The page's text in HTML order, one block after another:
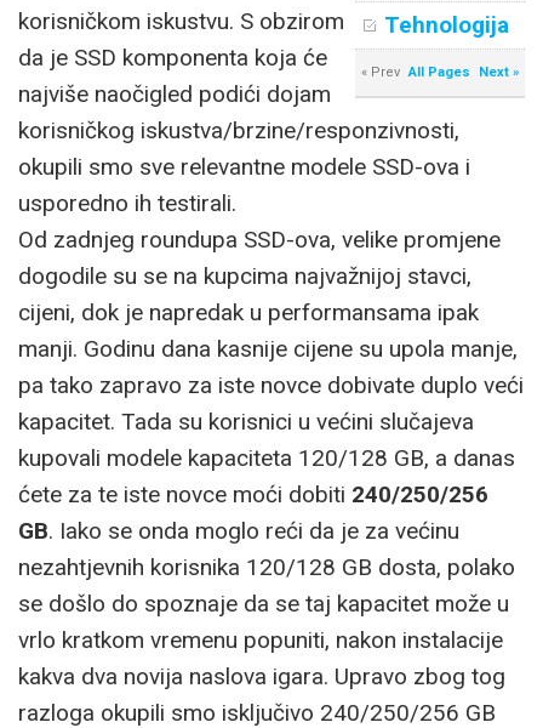
Tehnologija
« Prev All Pages Next »
korisničkom iskustvu. S obzirom
da je SSD komponenta koja će
najviše naočigled podići dojam
korisničkog iskustva/brzine/responzivnosti,
okupili smo sve relevantne modele SSD-ova i
usporedno ih testirali.
Od zadnjeg roundupa SSD-ova, velike promjene
dogodile su se na kupcima najvažnijoj stavci,
cijeni, dok je napredak u performansama ipak
manji. Godinu dana kasnije cijene su upola manje,
pa tako zapravo za iste novce dobivate duplo veći
kapacitet. Tada su korisnici u većini slučajeva
kupovali modele kapaciteta 120/128 GB, a danas
ćete za te iste novce moći dobiti 240/250/256
GB. Iako se onda moglo reći da je za većinu
nezahtjevnih korisnika 120/128 GB dosta, polako
se došlo do spoznaje da se taj kapacitet može u
vrlo kratkom vremenu popuniti, nakon instalacije
kakva dva novija naslova igara. Upravo zbog tog
razloga okupili smo isključivo 240/250/256 GB